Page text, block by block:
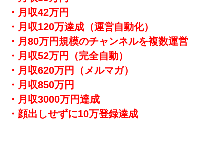
・月収42万円
・月収120万達成 （運営自動化）
・月80万円規模のチャンネルを複数運営
・月収52万円（完全自動）
・月収620万円（メルマガ）
・月収850万円
・月収3000万円達成
・顔出しせずに10万登録達成